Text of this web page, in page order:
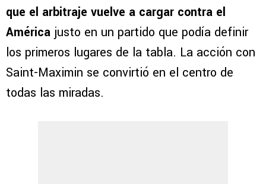
que el arbitraje vuelve a cargar contra el
América justo en un partido que podía definir
los primeros lugares de la tabla. La acción con
Saint-Maximin se convirtió en el centro de
todas las miradas.